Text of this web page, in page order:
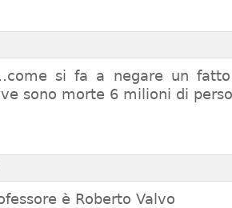
si fa a negare un
sono morte 6 milioni di
è Roberto Valvo